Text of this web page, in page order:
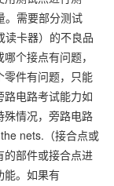
。需要部分测试
读卡器）的不良品
个接点有问题，
零件有问题，只能
电路考试能力如
殊情况，旁路电路
nets.（接合点或
的部件或接合点进
能。如果有